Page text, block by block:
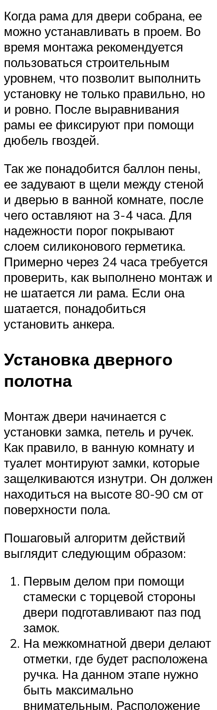
Когда рама для двери собрана, ее
можно устанавливать в проем. Во
время монтажа рекомендуется
пользоваться строительным
уровнем, что позволит выполнить
установку не только правильно, но
и ровно. После выравнивания
рамы ее фиксируют при помощи
дюбель гвоздей.
Так же понадобится баллон пены,
ее задувают в щели между стеной
и дверью в ванной комнате, после
чего оставляют на 3-4 часа. Для
надежности порог покрывают
слоем силиконового герметика.
Примерно через 24 часа требуется
проверить, как выполнено монтаж и
не шатается ли рама. Если она
шатается, понадобиться
установить анкера.
Установка дверного
полотна
Монтаж двери начинается с
установки замка, петель и ручек.
Как правило, в ванную комнату и
туалет монтируют замки, которые
защелкиваются изнутри. Он должен
находиться на высоте 80-90 см от
поверхности пола.
Пошаговый алгоритм действий
выглядит следующим образом:
Первым делом при помощи
стамески с торцевой стороны
двери подготавливают паз под
замок.
На межкомнатной двери делают
отметки, где будет расположена
ручка. На данном этапе нужно
быть максимально
внимательным. Расположение